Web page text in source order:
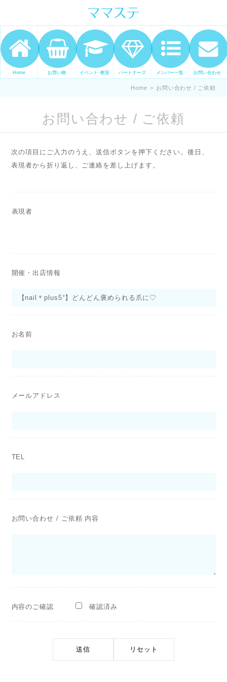
ママの才能発信します。 手づくり
表現ステージ ママステ スキル・セ
ンスを表現したいママが集まって
ます。
Home お買い物 イベント･教室 パートナーズ メンバー一覧 お問い合わせ
Home > お問い合わせ / ご依頼
お問い合わせ / ご依頼
次の項目にご入力のうえ、送信ボタンを押下ください。後日、
表現者から折り返し、ご連絡を差し上げます。
表現者
開催・出店情報
お名前
メールアドレス
TEL
お問い合わせ / ご依頼 内容
内容のご確認 確認済み